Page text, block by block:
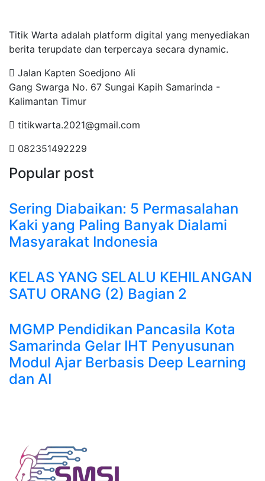
Titik Warta adalah platform digital yang menyediakan
berita terupdate dan terpercaya secara dynamic.
Jalan Kapten Soedjono Ali
Gang Swarga No. 67 Sungai Kapih Samarinda -
Kalimantan Timur
titikwarta.2021@gmail.com
082351492229
Popular post
Sering Diabaikan: 5 Permasalahan
Kaki yang Paling Banyak Dialami
Masyarakat Indonesia
KELAS YANG SELALU KEHILANGAN
SATU ORANG (2) Bagian 2
MGMP Pendidikan Pancasila Kota
Samarinda Gelar IHT Penyusunan
Modul Ajar Berbasis Deep Learning
dan AI